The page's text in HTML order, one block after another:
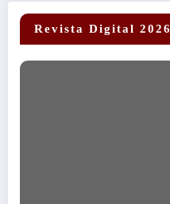
Revista Digital 2026